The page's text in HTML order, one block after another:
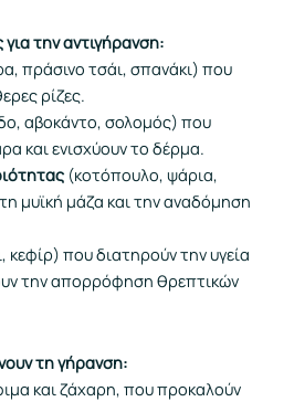
την αντιγήρανση:
πράσινο τσάι, σπανάκι) που
ρίζες.
αβοκάντο, σολομός) που
και ενισχύουν το δέρμα.
(κοτόπουλο, ψάρια,
μυϊκή μάζα και την αναδόμηση
κεφίρ) που διατηρούν την υγεία
την απορρόφηση θρεπτικών
τη γήρανση:
και ζάχαρη, που προκαλούν